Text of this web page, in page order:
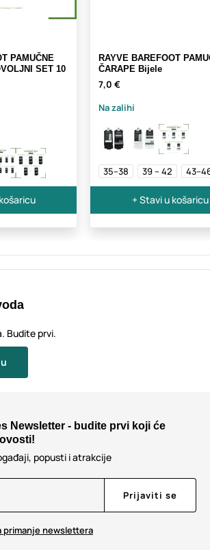
PAMUČNE
SET 10
RAYVE BAREFOOT
ČARAPE Bijele
7,0 €
Na zalihi
35–38 39 – 42
+ Stavi u košaricu
Budite prvi.
Newsletter - budite prvi koji će
popusti i atrakcije
Prijaviti se
primanje newslettera